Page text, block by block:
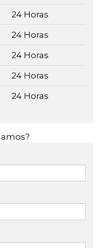
24 Horas
24 Horas
24 Horas
24 Horas
24 Horas